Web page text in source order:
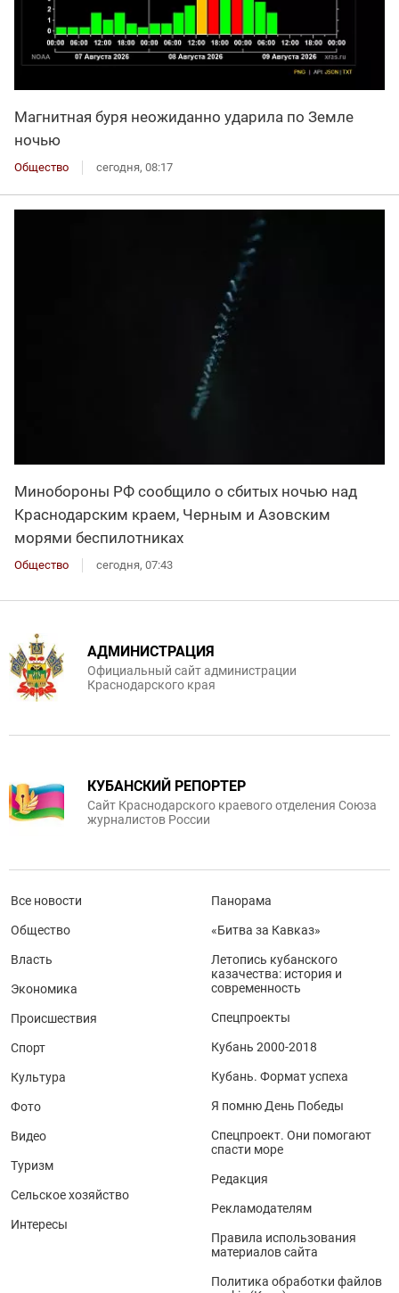
Магнитная буря неожиданно ударила по Земле
ночью
Общество сегодня, 08:17
Минобороны РФ сообщило о сбитых ночью над
Краснодарским краем, Черным и Азовским
морями беспилотниках
Общество сегодня, 07:43
АДМИНИСТРАЦИЯ
Официальный сайт администрации
Краснодарского края
КУБАНСКИЙ РЕПОРТЕР
Сайт Краснодарского краевого отделения Союза
журналистов России
Все новости
Общество
Власть
Экономика
Происшествия
Спорт
Культура
Фото
Видео
Туризм
Сельское хозяйство
Интересы
Панорама
«Битва за Кавказ»
Летопись кубанского
казачества: история и
современность
Спецпроекты
Кубань 2000-2018
Кубань. Формат успеха
Я помню День Победы
Спецпроект. Они помогают
спасти море
Редакция
Рекламодателям
Правила использования
материалов сайта
Политика обработки файлов